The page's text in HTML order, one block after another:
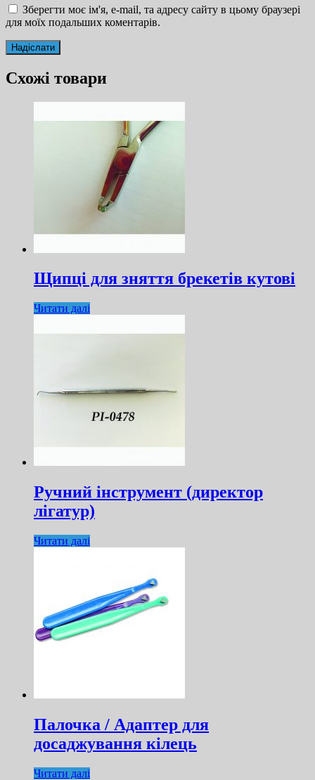
Зберегти моє ім'я, e-mail, та адресу сайту в цьому браузері
для моїх подальших коментарів.
Схожі товари
Щипці для зняття брекетів кутові
Читати далі
Ручний інструмент (директор
лігатур)
Читати далі
Палочка / Адаптер для
досаджування кілець
Читати далі